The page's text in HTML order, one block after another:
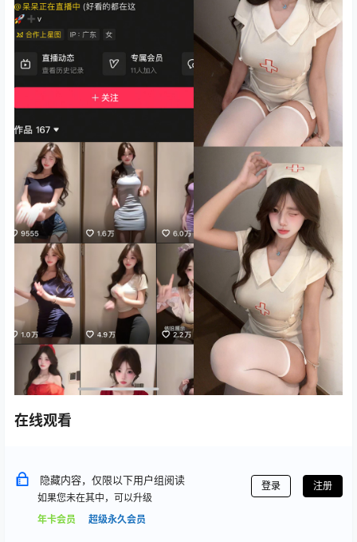
在线观看
隐藏内容，仅限以下用户组阅读
如果您未在其中，可以升级
年卡会员
超级永久会员
登录 注册